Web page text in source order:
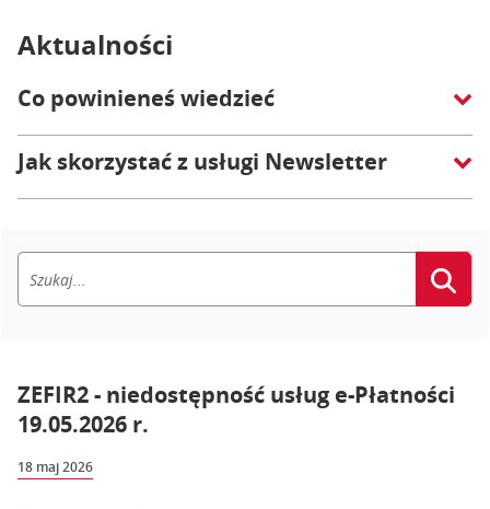
Aktualności
Co powinieneś wiedzieć
Jak skorzystać z usługi Newsletter
ZEFIR2 - niedostępność usług e-Płatności
19.05.2026 r.
18 maj 2026